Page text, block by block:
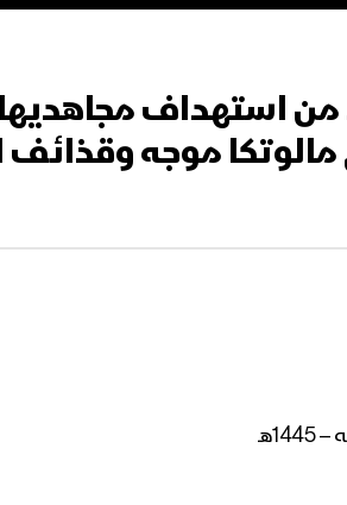
استهداف
موجه وقذائف الهاون18-